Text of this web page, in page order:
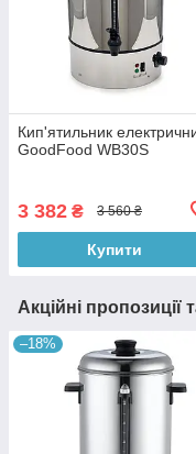
Кип'ятильник
GoodFood WB30S
3 382 ₴ 3 560 ₴
Купити
Акційні пропозиції
–18%